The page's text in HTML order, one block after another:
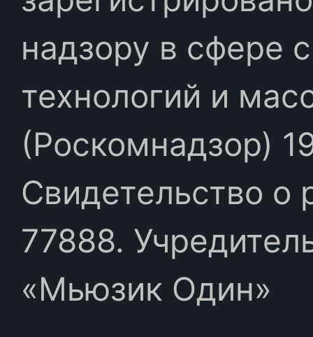
надзору в сфере
технологий и
(Роскомнадзор)
Свидетельство
77888.
«Мьюзик Один»